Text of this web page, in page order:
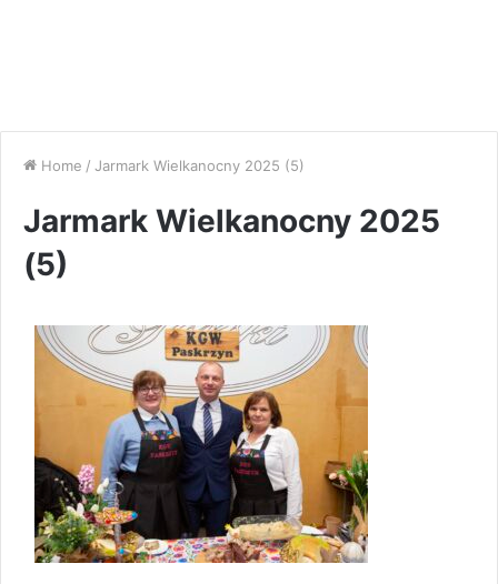
Home / Jarmark Wielkanocny 2025 (5)
Jarmark Wielkanocny 2025
(5)